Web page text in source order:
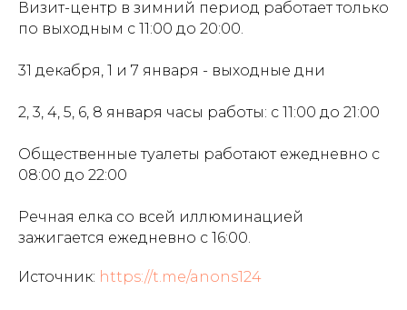
Визит-центр в зимний период работает только
по выходным с 11:00 до 20:00.
31 декабря, 1 и 7 января - выходные дни
2, 3, 4, 5, 6, 8 января часы работы: с 11:00 до 21:00
Общественные туалеты работают ежедневно с
08:00 до 22:00
Речная елка со всей иллюминацией
зажигается ежедневно с 16:00.
Источник: https://t.me/anons124